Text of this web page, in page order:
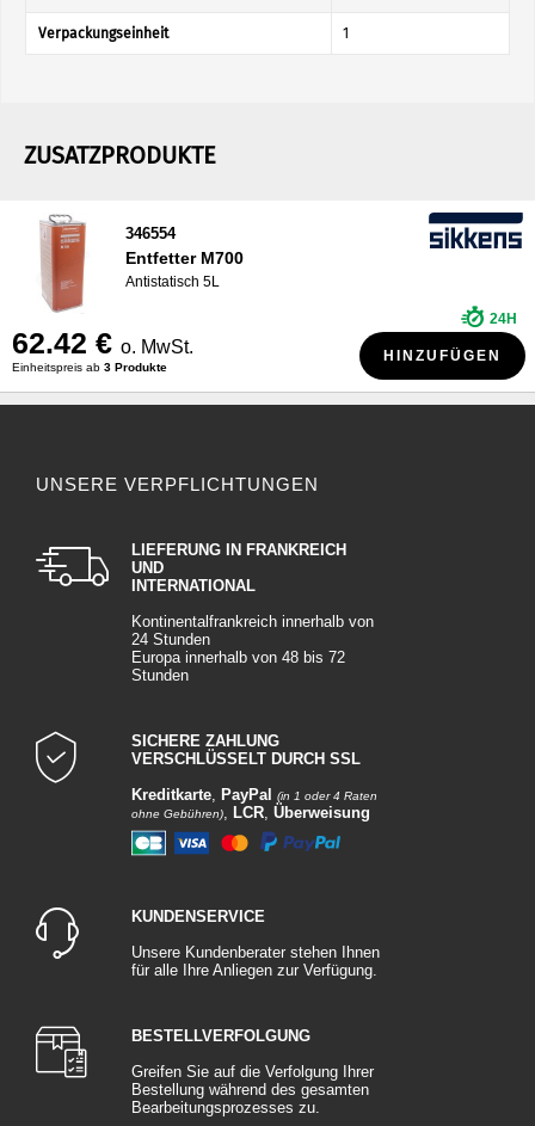
Verpackungseinheit 1
ZUSATZPRODUKTE
346554
Entfetter M700
Antistatisch 5L
62.42 € o. MwSt.
Einheitspreis ab 3 Produkte
24H
HINZUFÜGEN
UNSERE VERPFLICHTUNGEN
LIEFERUNG IN FRANKREICH
UND
INTERNATIONAL
Kontinentalfrankreich innerhalb von
24 Stunden
Europa innerhalb von 48 bis 72
Stunden
SICHERE ZAHLUNG
VERSCHLÜSSELT DURCH SSL
Kreditkarte, PayPal
(in 1 oder 4 Raten
ohne Gebühren), LCR, Überweisung
KUNDENSERVICE
Unsere Kundenberater stehen Ihnen
für alle Ihre Anliegen zur Verfügung.
BESTELLVERFOLGUNG
Greifen Sie auf die Verfolgung Ihrer
Bestellung während des gesamten
Bearbeitungsprozesses zu.